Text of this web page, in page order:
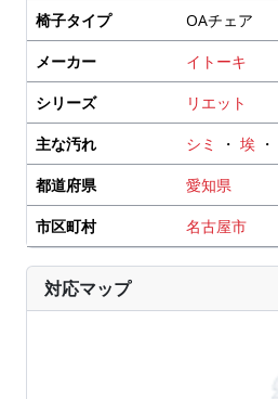
椅子タイプ
OAチェア
メーカー
イトーキ
シリーズ
リエット
主な汚れ
シミ ・ 埃 ・
都道府県
愛知県
市区町村
名古屋市
対応マップ